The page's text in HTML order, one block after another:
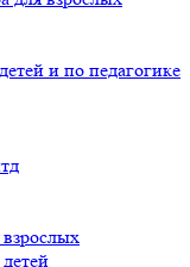
и по педагогике